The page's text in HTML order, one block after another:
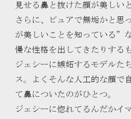
見せる鼻と抜けた顔が美しい
さらに、ピュアで無垢かと思
が美しいことを知っている”
慢な性格を出してきたりする
ジェシーに嫉妬するモデルた
ス。よくそんな人工的な顔で
て鼻についたのがひとつ。
ジェシーに惚れてるんだかイ